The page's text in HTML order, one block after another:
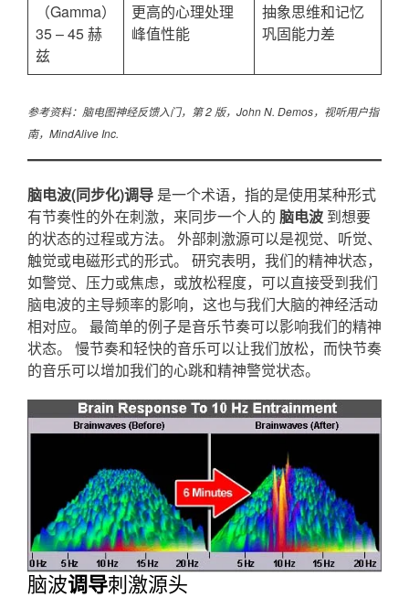
（Gamma）
35 – 45 赫
兹
更高的心理处理
峰值性能
抽象思维和记忆
巩固能力差
参考资料：脑电图神经反馈入门，第 2 版，John N. Demos，视听用户指
南，MindAlive Inc.
脑电波(同步化)调导 是一个术语，指的是使用某种形式
有节奏性的外在刺激，来同步一个人的 脑电波 到想要
的状态的过程或方法。 外部刺激源可以是视觉、听觉、
触觉或电磁形式的形式。 研究表明，我们的精神状态，
如警觉、压力或焦虑，或放松程度，可以直接受到我们
脑电波的主导频率的影响，这也与我们大脑的神经活动
相对应。 最简单的例子是音乐节奏可以影响我们的精神
状态。 慢节奏和轻快的音乐可以让我们放松，而快节奏
的音乐可以增加我们的心跳和精神警觉状态。
脑波调导刺激源头